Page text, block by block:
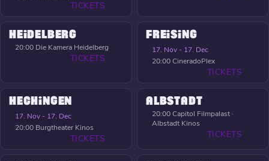
TICKETS
HEIDELBERG
20:00 Die Kamera Heidelberg
TICKETS
FREISING
17. Nov - 17. Dec
20:00CineradoPlex
TICKETS
HECHINGEN
17. Nov - 17. Dec
20:00 Burgtheater Kinos
TICKETS
ALBSTADT
20:00Capitol Filmpalast ·
Albstadt Kinos
TICKETS